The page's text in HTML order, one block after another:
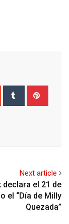
StumbleUpon
Tumblr
Next article
declara el 21 de
el “Día de Milly
Quezada”